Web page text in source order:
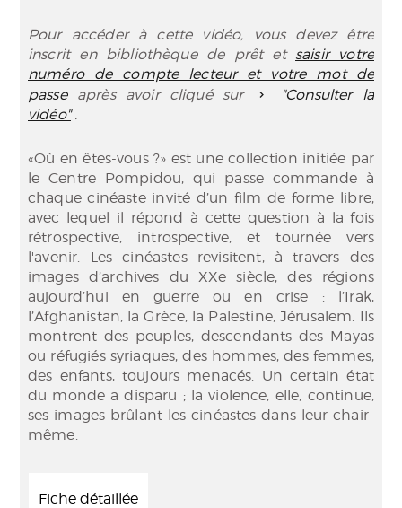
Pour accéder à cette vidéo, vous devez être
inscrit en bibliothèque de prêt et saisir votre
numéro de compte lecteur et votre mot de
passe
après avoir cliqué sur
"Consulter la
vidéo" .
«Où en êtes-vous ?» est une collection initiée par
le Centre Pompidou, qui passe commande à
chaque cinéaste invité d’un film de forme libre,
avec lequel il répond à cette question à la fois
rétrospective, introspective, et tournée vers
l'avenir. Les cinéastes revisitent, à travers des
images d’archives du XXe siècle, des régions
aujourd’hui en guerre ou en crise : l’Irak,
l’Afghanistan, la Grèce, la Palestine, Jérusalem. Ils
montrent des peuples, descendants des Mayas
ou réfugiés syriaques, des hommes, des femmes,
des enfants, toujours menacés. Un certain état
du monde a disparu ; la violence, elle, continue,
ses images brûlant les cinéastes dans leur chair-
même.
Fiche détaillée